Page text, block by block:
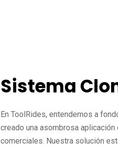
Sistema
En ToolRides, entendemos a
creado una asombrosa
comerciales. Nuestra solución